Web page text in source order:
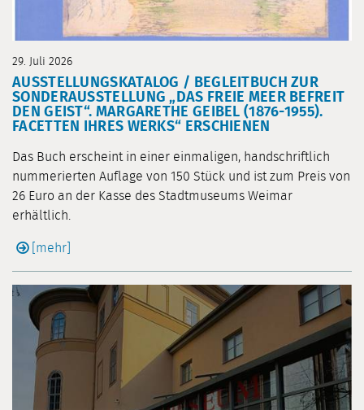
29. Juli 2026
AUSSTELLUNGSKATALOG / BEGLEITBUCH ZUR
SONDERAUSSTELLUNG „DAS FREIE MEER BEFREIT
DEN GEIST“. MARGARETHE GEIBEL (1876-1955).
FACETTEN IHRES WERKS“ ERSCHIENEN
Das Buch erscheint in einer einmaligen, handschriftlich
nummerierten Auflage von 150 Stück und ist zum Preis von
26 Euro an der Kasse des Stadtmuseums Weimar
erhältlich.
[mehr]